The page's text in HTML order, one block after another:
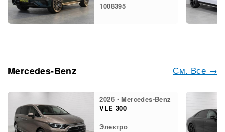
1008395
См. Все →
Mercedes-Benz
2026・Mercedes-Benz
VLE 300
Электро